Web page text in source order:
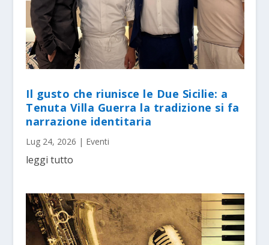
Il gusto che riunisce le Due Sicilie: a
Tenuta Villa Guerra la tradizione si fa
narrazione identitaria
Lug 24, 2026 | Eventi
leggi tutto